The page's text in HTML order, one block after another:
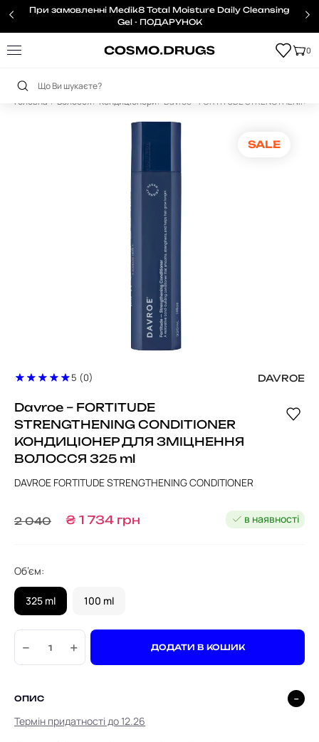
При замовленні Medik8 Total Moisture Daily Cleansing
Gel - ПОДАРУНОК
0
Головна Волосся Кондиціонери Davroe – FORTITUDE
SALE
5 (0) DAVROE
Davroe – FORTITUDE
STRENGTHENING CONDITIONER
КОНДИЦІОНЕР ДЛЯ ЗМІЦНЕННЯ
ВОЛОССЯ 325 ml
DAVROE FORTITUDE STRENGTHENING CONDITIONER
2 040 ₴ 1 734 грн в наявності
Об’єм:
325 ml 100 ml
− + ДОДАТИ В КОШИК
ОПИС
Термін придатності до 12.26